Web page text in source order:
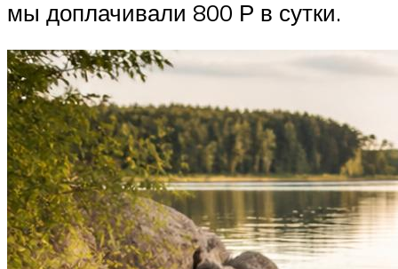
мы доплачивали 800 Р в сутки.